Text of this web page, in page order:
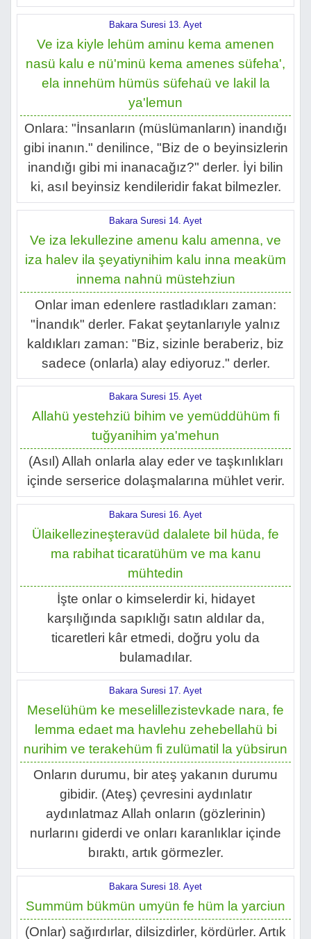
Bakara Suresi 13. Ayet
Ve iza kiyle lehüm aminu kema amenen
nasü kalu e nü'minü kema amenes süfeha',
ela innehüm hümüs süfehaü ve lakil la
ya'lemun
Onlara: "İnsanların (müslümanların) inandığı
gibi inanın." denilince, "Biz de o beyinsizlerin
inandığı gibi mi inanacağız?" derler. İyi bilin
ki, asıl beyinsiz kendileridir fakat bilmezler.
Bakara Suresi 14. Ayet
Ve iza lekullezine amenu kalu amenna, ve
iza halev ila şeyatiynihim kalu inna meaküm
innema nahnü müstehziun
Onlar iman edenlere rastladıkları zaman:
"İnandık" derler. Fakat şeytanlarıyle yalnız
kaldıkları zaman: "Biz, sizinle beraberiz, biz
sadece (onlarla) alay ediyoruz." derler.
Bakara Suresi 15. Ayet
Allahü yestehziü bihim ve yemüddühüm fi
tuğyanihim ya'mehun
(Asıl) Allah onlarla alay eder ve taşkınlıkları
içinde serserice dolaşmalarına mühlet verir.
Bakara Suresi 16. Ayet
Ülaikellezineşteravüd dalalete bil hüda, fe
ma rabihat ticaratühüm ve ma kanu
mühtedin
İşte onlar o kimselerdir ki, hidayet
karşılığında sapıklığı satın aldılar da,
ticaretleri kâr etmedi, doğru yolu da
bulamadılar.
Bakara Suresi 17. Ayet
Meselühüm ke meselillezistevkade nara, fe
lemma edaet ma havlehu zehebellahü bi
nurihim ve terakehüm fi zulümatil la yübsirun
Onların durumu, bir ateş yakanın durumu
gibidir. (Ateş) çevresini aydınlatır
aydınlatmaz Allah onların (gözlerinin)
nurlarını giderdi ve onları karanlıklar içinde
bıraktı, artık görmezler.
Bakara Suresi 18. Ayet
Summüm bükmün umyün fe hüm la yarciun
(Onlar) sağırdırlar, dilsizdirler, kördürler. Artık